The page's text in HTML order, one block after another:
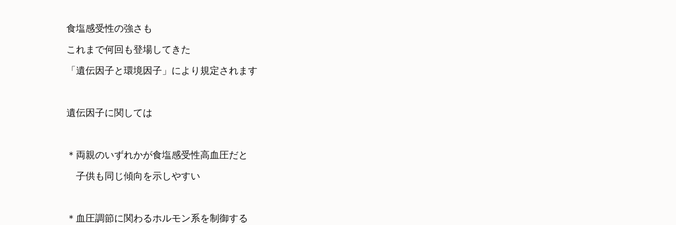
食塩感受性の強さも
これまで何回も登場してきた
「遺伝因子と環境因子」により規定されます
＊両親のいずれかが食塩感受性高血圧だと
子供も同じ傾向を示しやすい
＊血圧調節に関わるホルモン系を制御する